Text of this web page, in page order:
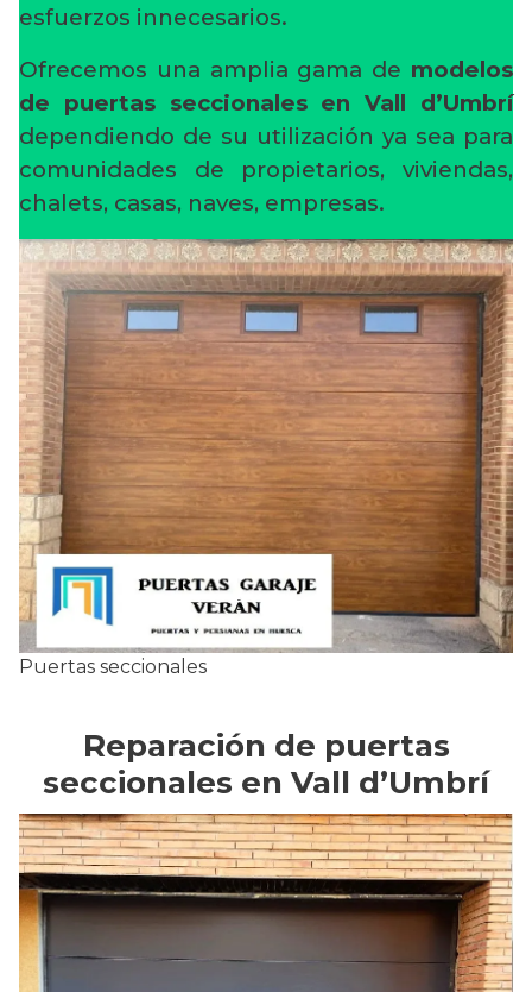
esfuerzos innecesarios.
Ofrecemos una amplia gama de modelos
de puertas seccionales en Vall d’Umbrí
dependiendo de su utilización ya sea para
comunidades de propietarios, viviendas,
chalets, casas, naves, empresas.
Puertas seccionales
Reparación de puertas
seccionales en Vall d’Umbrí